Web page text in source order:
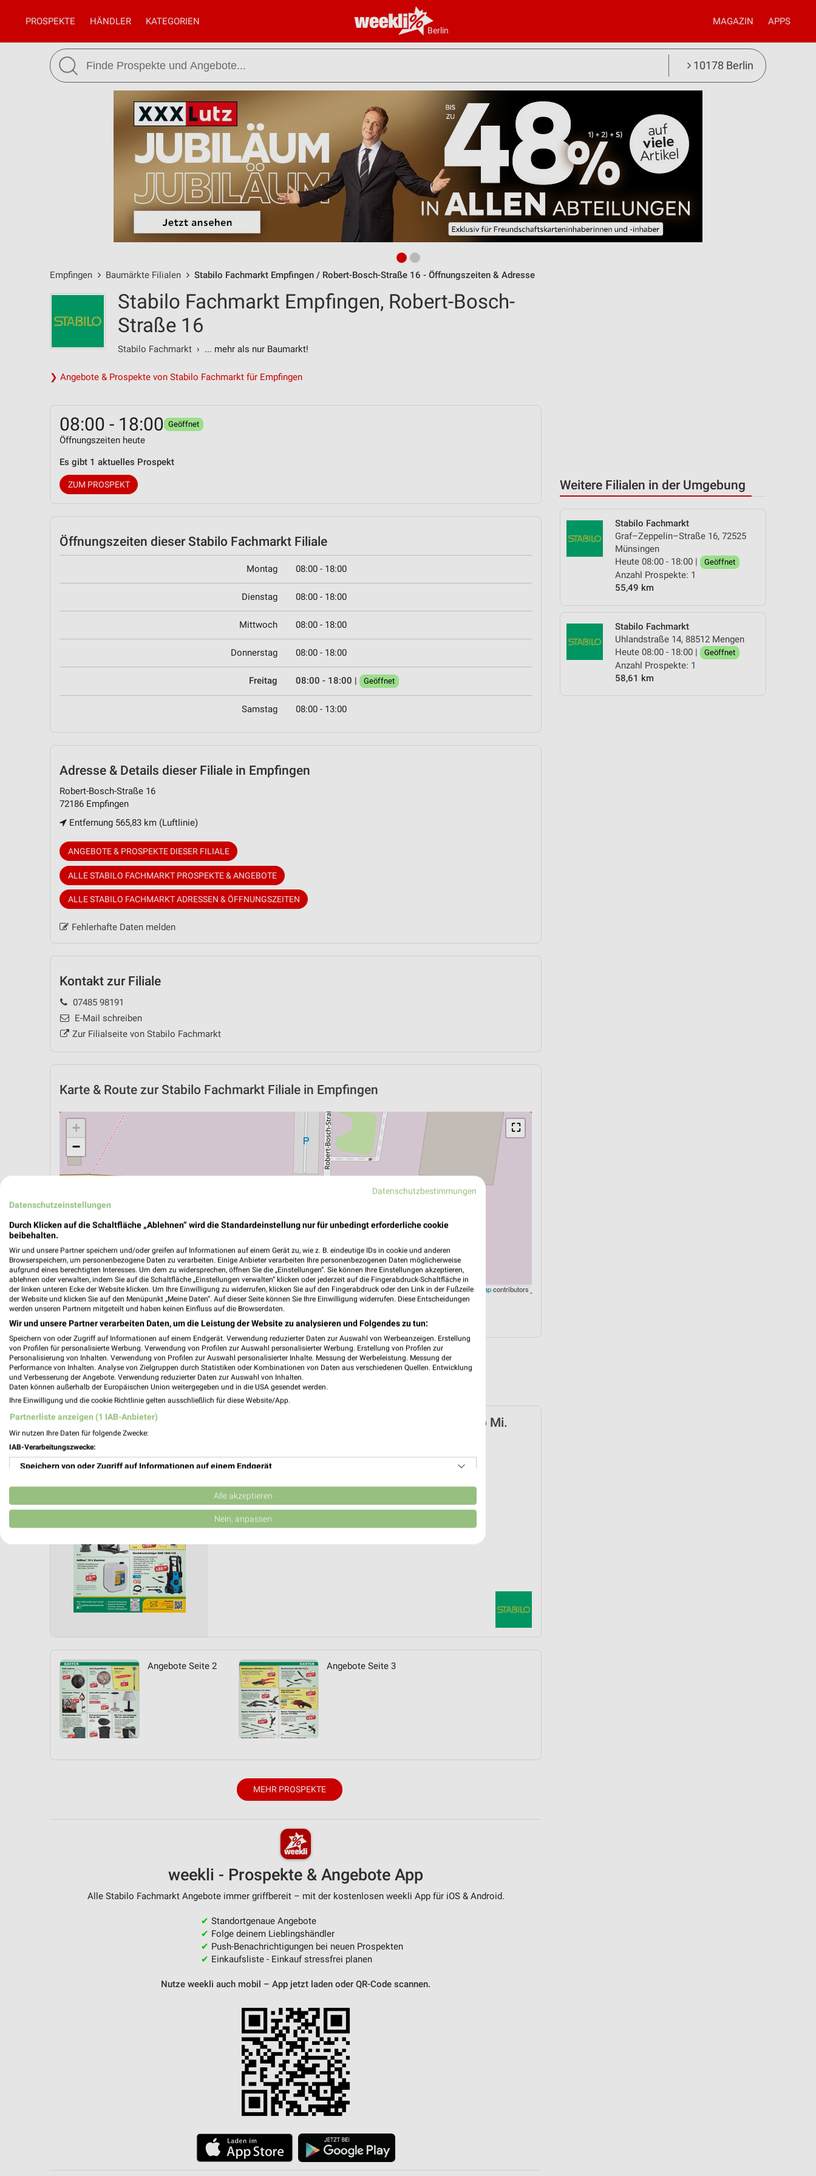
Berlin
PROSPEKTE HÄNDLER KATEGORIEN MAGAZIN APPS
10178 Berlin
Empfingen Baumärkte Filialen Stabilo Fachmarkt Empfingen / Robert-Bosch-Straße 16 - Öffnungszeiten & Adresse
Weitere Filialen in der Umgebung
Stabilo Fachmarkt
Graf–Zeppelin–Straße 16, 72525
Münsingen
Heute 08:00 - 18:00 |
Geöffnet
Anzahl Prospekte: 1
55,49 km
Stabilo Fachmarkt
Uhlandstraße 14, 88512 Mengen
Heute 08:00 - 18:00 |
Geöffnet
Anzahl Prospekte: 1
58,61 km
Stabilo Fachmarkt Empfingen, Robert-Bosch-
Straße 16
Stabilo Fachmarkt › ... mehr als nur Baumarkt!
❯ Angebote & Prospekte von Stabilo Fachmarkt für Empfingen
08:00 - 18:00 Geöffnet
Öffnungszeiten heute
Es gibt 1 aktuelles Prospekt
ZUM PROSPEKT
Öffnungszeiten dieser Stabilo Fachmarkt Filiale
Montag 08:00 - 18:00
Dienstag 08:00 - 18:00
Mittwoch 08:00 - 18:00
Donnerstag 08:00 - 18:00
Freitag 08:00 - 18:00 | Geöffnet
Samstag 08:00 - 13:00
Adresse & Details dieser Filiale in Empfingen
Robert-Bosch-Straße 16
72186 Empfingen
Entfernung 565,83 km (Luftlinie)
ANGEBOTE & PROSPEKTE DIESER FILIALE
ALLE STABILO FACHMARKT PROSPEKTE & ANGEBOTE
ALLE STABILO FACHMARKT ADRESSEN & ÖFFNUNGSZEITEN
Fehlerhafte Daten melden
Kontakt zur Filiale
07485 98191
E-Mail schreiben
Zur Filialseite von Stabilo Fachmarkt
Karte & Route zur Stabilo Fachmarkt Filiale in Empfingen
⛶
+
−
Leaflet |©OpenStreetMapcontributors
ÖPNV ANZEIGEN LADESÄULEN ANZEIGEN
Aktuelle Angebote in dieser Filiale
Anzahl Prospekte: 1
Letztes Prospektupdate: vor 10 Tagen
Stabilo Fachmarkt Prospekt für Empfingen ab Mi.
Gültig von 29. Jul. bis 11. Aug.
PROSPEKT BLÄTTERN
Angebote Seite 2 Angebote Seite 3
MEHR PROSPEKTE
weekli - Prospekte & Angebote App
Alle Stabilo Fachmarkt Angebote immer griffbereit – mit der kostenlosen weekli App für iOS & Android.
✔ Standortgenaue Angebote
✔ Folge deinem Lieblingshändler
✔ Push-Benachrichtigungen bei neuen Prospekten
✔ Einkaufsliste - Einkauf stressfrei planen
Nutze weekli auch mobil – App jetzt laden oder QR-Code scannen.
Datenschutzbestimmungen
Datenschutzeinstellungen
Durch Klicken auf die Schaltfläche „Ablehnen“ wird die Standardeinstellung nur für unbedingt erforderliche cookie
beibehalten.
Wir und unsere Partner speichern und/oder greifen auf Informationen auf einem Gerät zu, wie z. B. eindeutige IDs in cookie und anderen
Browserspeichern, um personenbezogene Daten zu verarbeiten. Einige Anbieter verarbeiten Ihre personenbezogenen Daten möglicherweise
aufgrund eines berechtigten Interesses. Um dem zu widersprechen, öffnen Sie die „Einstellungen“. Sie können Ihre Einstellungen akzeptieren,
ablehnen oder verwalten, indem Sie auf die Schaltfläche „Einstellungen verwalten“ klicken oder jederzeit auf die Fingerabdruck-Schaltfläche in
der linken unteren Ecke der Website klicken. Um Ihre Einwilligung zu widerrufen, klicken Sie auf den Fingerabdruck oder den Link in der Fußzeile
der Website und klicken Sie auf den Menüpunkt „Meine Daten“. Auf dieser Seite können Sie Ihre Einwilligung widerrufen. Diese Entscheidungen
werden unseren Partnern mitgeteilt und haben keinen Einfluss auf die Browserdaten.
Wir und unsere Partner verarbeiten Daten, um die Leistung der Website zu analysieren und Folgendes zu tun:
Speichern von oder Zugriff auf Informationen auf einem Endgerät. Verwendung reduzierter Daten zur Auswahl von Werbeanzeigen. Erstellung
von Profilen für personalisierte Werbung. Verwendung von Profilen zur Auswahl personalisierter Werbung. Erstellung von Profilen zur
Personalisierung von Inhalten. Verwendung von Profilen zur Auswahl personalisierter Inhalte. Messung der Werbeleistung. Messung der
Performance von Inhalten. Analyse von Zielgruppen durch Statistiken oder Kombinationen von Daten aus verschiedenen Quellen. Entwicklung
und Verbesserung der Angebote. Verwendung reduzierter Daten zur Auswahl von Inhalten.
Daten können außerhalb der Europäischen Union weitergegeben und in die USA gesendet werden.
Ihre Einwilligung und die cookie Richtlinie gelten ausschließlich für diese Website/App.
Partnerliste anzeigen (1 IAB-Anbieter)
Wir nutzen Ihre Daten für folgende Zwecke:
IAB-Verarbeitungszwecke:
Speichern von oder Zugriff auf Informationen auf einem Endgerät
Verwendung reduzierter Daten zur Auswahl von Werbeanzeigen
Erstellung von Profilen für personalisierte Werbung
Erstellung von Profilen zur Personalisierung von Inhalten
Verwendung von Profilen zur Auswahl personalisierter Inhalte
Messung der Werbeleistung
Analyse von Zielgruppen durch Statistiken oder Kombinationen von Daten aus verschiedenen
Entwicklung und Verbesserung der Angebote
Verwendung reduzierter Daten zur Auswahl von Inhalten
Geräte anhand von aktiv angeforderten Informationen identifizieren
Alle akzeptieren
Nein, anpassen